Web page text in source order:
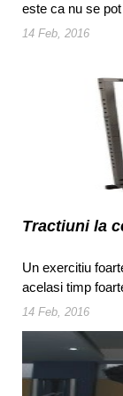
este ca nu se
14 Feb, 2016
Tractiuni la
Un exercitiu
acelasi timp
14 Feb, 2016